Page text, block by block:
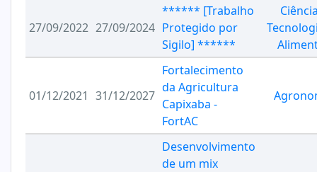
27/09/2022 27/09/2024
****** [Trabalho
Protegido por
Sigilo] ******
01/12/2021 31/12/2027
Fortalecimento
da Agricultura
Capixaba -
FortAC
Desenvolvimento
de um mix